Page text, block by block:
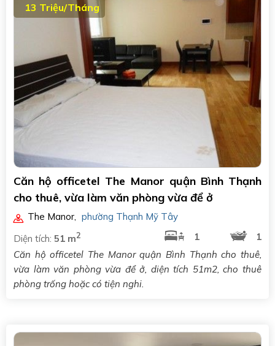
13 Triệu/Tháng
Căn hộ officetel The Manor quận Bình Thạnh
cho thuê, vừa làm văn phòng vừa để ở
The Manor, phường Thạnh Mỹ Tây
Diện tích: 51 m2 1
1
Căn hộ officetel The Manor quận Bình Thạnh cho thuê,
vừa làm văn phòng vừa để ở, diện tích 51m2, cho thuê
phòng trống hoặc có tiện nghi.